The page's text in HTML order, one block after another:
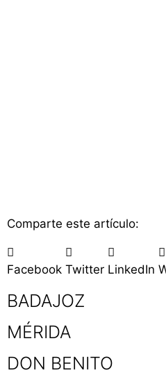
Comparte este artículo:
Facebook Twitter LinkedIn
BADAJOZ
MÉRIDA
DON BENITO